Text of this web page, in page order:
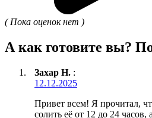
( Пока оценок нет )
А как готовите вы?
Захар Н. :
12.12.2025
Привет всем! Я прочитал,
солить её от 12 до 24 часов,